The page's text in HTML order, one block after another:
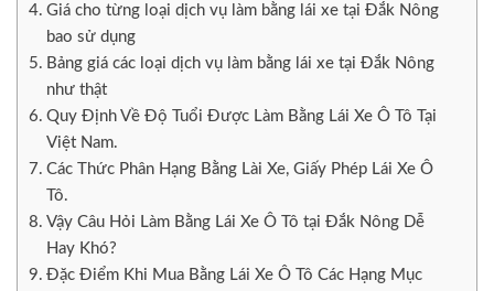
Giá cho từng loại dịch vụ làm bằng lái xe tại Đắk Nông
bao sử dụng
Bảng giá các loại dịch vụ làm bằng lái xe tại Đắk Nông
như thật
Quy Định Về Độ Tuổi Được Làm Bằng Lái Xe Ô Tô Tại
Việt Nam.
Các Thức Phân Hạng Bằng Lài Xe, Giấy Phép Lái Xe Ô
Tô.
Vậy Câu Hỏi Làm Bằng Lái Xe Ô Tô tại Đắk Nông Dễ
Hay Khó?
Đặc Điểm Khi Mua Bằng Lái Xe Ô Tô Các Hạng Mục